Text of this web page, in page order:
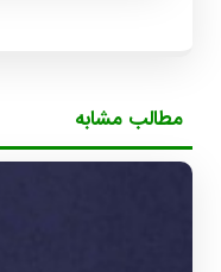
مطالب مشابه